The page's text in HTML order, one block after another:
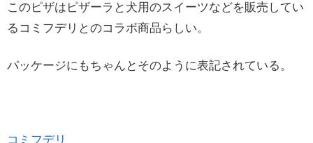
このピザはピザーラと犬用のスイーツなどを販売してい
るコミフデリとのコラボ商品らしい。
パッケージにもちゃんとそのように表記されている。
コミフデリ